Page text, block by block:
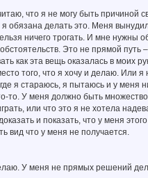
что я не могу быть причиной
обязана делать это. Меня
ничего трогать. И мне нужны
Это не прямой путь
как эта вещь оказалась в моих
того, что я хочу и делаю. Или
я стараюсь, я пытаюсь и у меня
то. У меня должно быть
или что это я не хотела
и показать, что у меня
вид что у меня не получается.
У меня не прямых решений